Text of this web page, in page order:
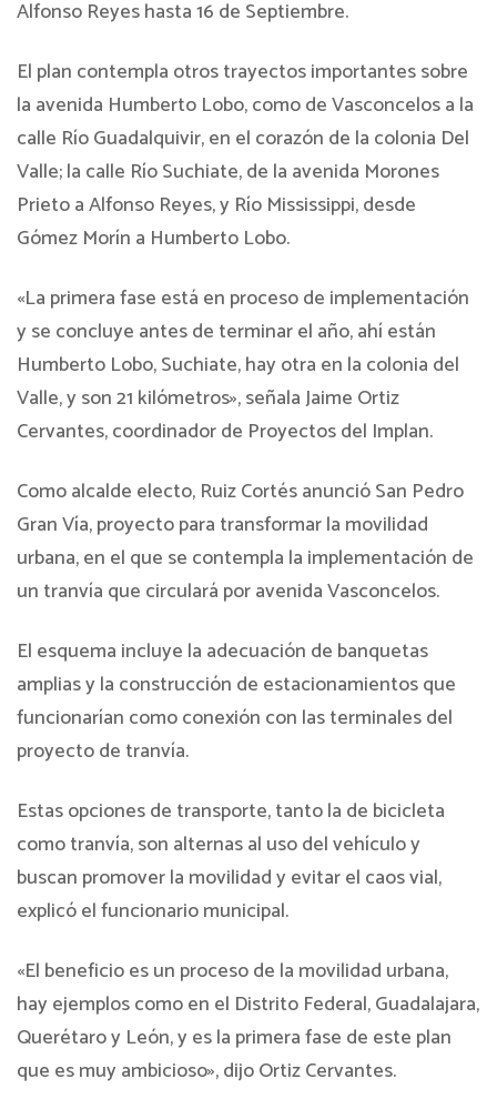
Alfonso Reyes hasta 16 de Septiembre.
El plan contempla otros trayectos importantes sobre
la avenida Humberto Lobo, como de Vasconcelos a la
calle Río Guadalquivir, en el corazón de la colonia Del
Valle; la calle Río Suchiate, de la avenida Morones
Prieto a Alfonso Reyes, y Río Mississippi, desde
Gómez Morín a Humberto Lobo.
«La primera fase está en proceso de implementación
y se concluye antes de terminar el año, ahí están
Humberto Lobo, Suchiate, hay otra en la colonia del
Valle, y son 21 kilómetros», señala Jaime Ortiz
Cervantes, coordinador de Proyectos del Implan.
Como alcalde electo, Ruiz Cortés anunció San Pedro
Gran Vía, proyecto para transformar la movilidad
urbana, en el que se contempla la implementación de
un tranvía que circulará por avenida Vasconcelos.
El esquema incluye la adecuación de banquetas
amplias y la construcción de estacionamientos que
funcionarían como conexión con las terminales del
proyecto de tranvía.
Estas opciones de transporte, tanto la de bicicleta
como tranvía, son alternas al uso del vehículo y
buscan promover la movilidad y evitar el caos vial,
explicó el funcionario municipal.
«El beneficio es un proceso de la movilidad urbana,
hay ejemplos como en el Distrito Federal, Guadalajara,
Querétaro y León, y es la primera fase de este plan
que es muy ambicioso», dijo Ortiz Cervantes.